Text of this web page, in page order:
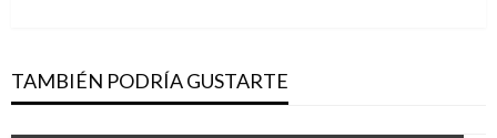
TAMBIÉN PODRÍA GUSTARTE